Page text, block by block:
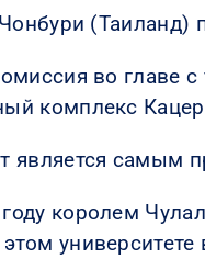
во
комплекс
является
королем
университете